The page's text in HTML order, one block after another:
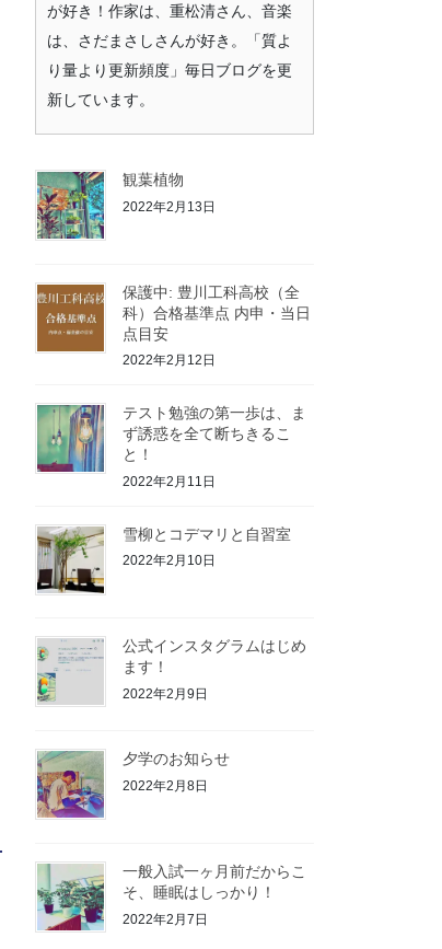
が好き！作家は、重松清さん、音楽
は、さだまさしさんが好き。「質よ
り量より更新頻度」毎日ブログを更
新しています。
観葉植物
2022年2月13日
保護中: 豊川工科高校（全
科）合格基準点 内申・当日
点目安
2022年2月12日
テスト勉強の第一歩は、ま
ず誘惑を全て断ちきるこ
と！
2022年2月11日
雪柳とコデマリと自習室
2022年2月10日
公式インスタグラムはじめ
ます！
2022年2月9日
夕学のお知らせ
2022年2月8日
一般入試一ヶ月前だからこ
そ、睡眠はしっかり！
2022年2月7日